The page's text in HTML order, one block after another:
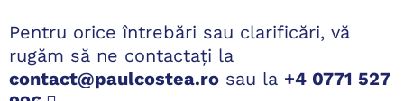
Pentru orice întrebări sau clarificări, vă
rugăm să ne contactați la
contact@paulcostea.ro sau la +4 0771 527